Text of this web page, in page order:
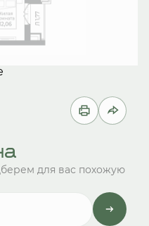
для вас похожую